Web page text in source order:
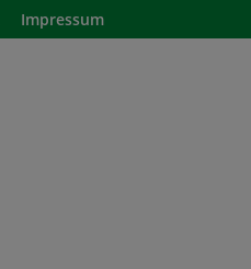
Impressum